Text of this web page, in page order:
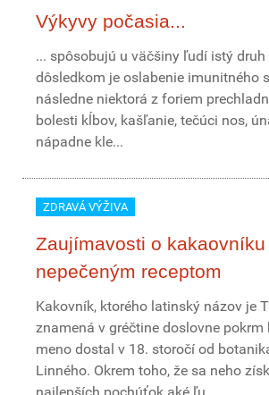
Výkyvy počasia...
... spôsobujú u väčšiny ľudí istý druh
dôsledkom je oslabenie imunitného
následne niektorá z foriem
bolesti kĺbov, kašľanie, tečúci nos,
nápadne kle...
ZDRAVÁ VÝŽIVA
Zaujímavosti o kakaovníku
nepečeným receptom
Kakovník, ktorého latinský názov je
znamená v gréčtine doslovne pokrm
meno dostal v 18. storočí od
Linného. Okrem toho, že sa neho